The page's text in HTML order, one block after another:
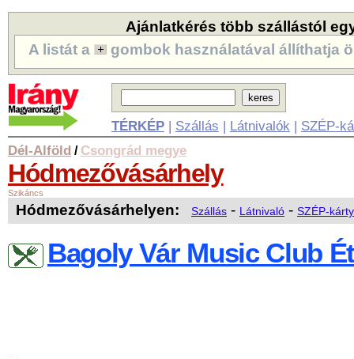
Ajánlatkérés több szállástól
A listát a
gombok használatával állíthatja
TÉRKÉP| Szállás | Látnivalók | SZÉP-
Dél-Alföld / Csongrád megye
Hódmezővásárhely
Szikáncs
Hódmezővásárhelyen: Szállás - Látnivaló - SZÉP-
Bagoly Vár Music Club